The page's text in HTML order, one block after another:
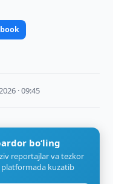
· 09:45
bo‘ling
reportajlar va tezkor
platformada kuzatib